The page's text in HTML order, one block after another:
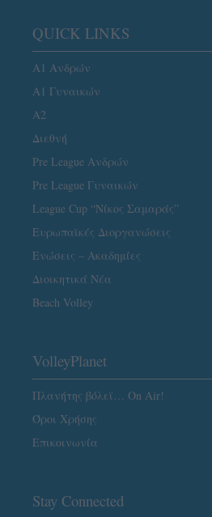
QUICK LINKS
Α1 Ανδρών
Α1 Γυναικών
A2
Διεθνή
Pre League Ανδρών
Pre League Γυναικών
League Cup “Νίκος Σαμαράς”
Ευρωπαϊκές Διοργανώσεις
Ενώσεις – Ακαδημίες
Διοικητικά Νέα
Beach Volley
VolleyPlanet
Πλανήτης βόλεϊ… On Air!
Όροι Χρήσης
Επικοινωνία
Stay Connected